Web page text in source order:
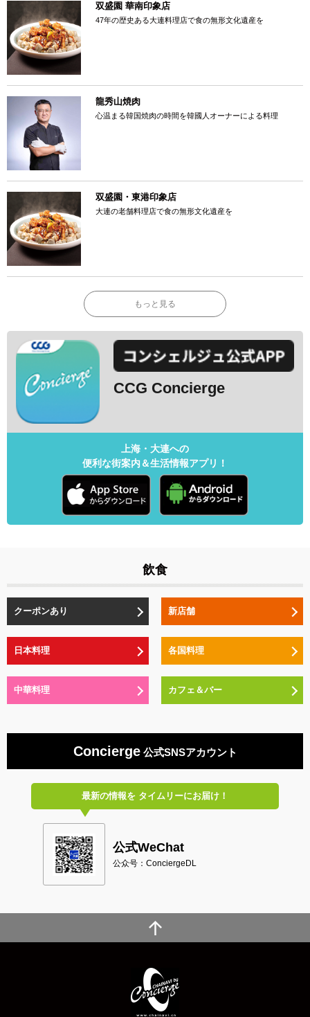
双盛園 華南印象店
47年の歴史ある大連料理店で食の無形文化遺産を
龍秀山焼肉
心温まる韓国焼肉の時間を韓國人オーナーによる料理
双盛園・東港印象店
大連の老舗料理店で食の無形文化遺産を
もっと見る
CCG Concierge
上海・大連への
便利な街案内＆生活情報アプリ！
飲食
クーポンあり 新店舗
日本料理 各国料理
中華料理 カフェ＆バー
Concierge公式SNSアカウント
最新の情報をタイムリーにお届け！
公式WeChat
公众号：ConciergeDL